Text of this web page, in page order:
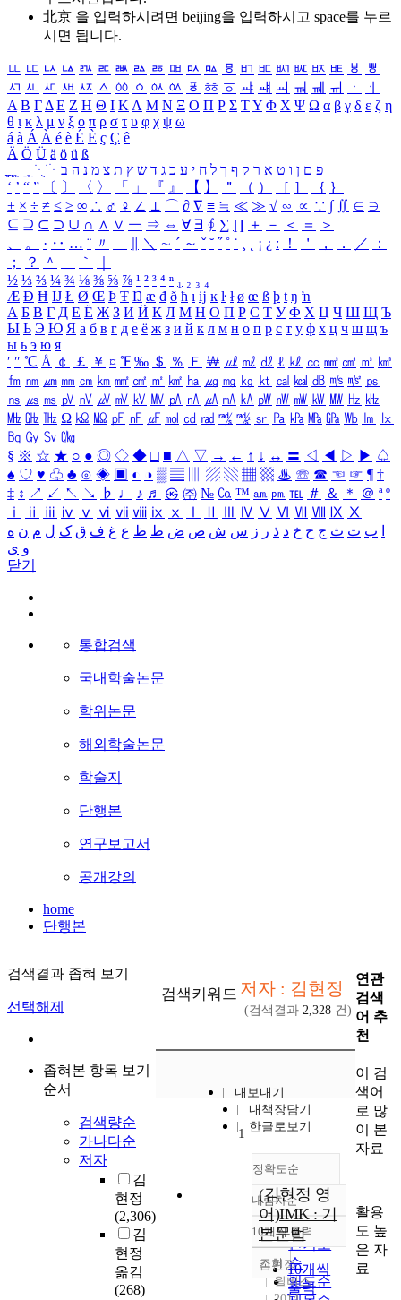
北京 을 입력하시려면 beijing을 입력하시고 space를 누르
시면 됩니다.
ㅥ ㅦ ㅧ ㅨ ㅩ ㅪ ㅫ ㅬ ㅭ ㅮ ㅯ ㅰ ㅱ ㅲ ㅳ ㅴ ㅵ ㅶ ㅷ ㅸ
ㅹ
ㅺ ㅻ ㅼ ㅽ ㅾ ㅿ ㆀ ㆁ ㆂ ㆃ ㆄ ㆅ ㆆ ㆇ ㆈ ㆉ ㆊ ㆋ ㆌ ㆍ
ㆎ
Α Β ΓΔ Ε Ζ Η Θ Ι ΚΛ Μ Ν Ξ Ο Π Ρ Σ ΤΥ Φ Χ Ψ Ω α β γ δ ε ζ η
θ ι κ λ μ ν ξ ο π ρ σ τ υ φ χ ψ ω
á à Á À é è É È ç Ç ê
Ä Ö Ü ä ö ü ß
ִֶֹ ֻּ ׁׂ פ ם ן ו ט א ר ק ף ך ל ח י ע כ ג ד ש ץ ת צ מ נ ה ב
‘ ’ “ ” 〔 〕 〈 〉 「 」 『 』 【 】 ＂ （ ） ［ ］ ｛ ｝
± × ÷ ≠ ≤ ≥ ∞ ∴ ♂ ♀ ∠ ⊥ ⌒ ∂ ∇ ≡ ≒ ≪ ≫ √ ∽ ∝ ∵ ∫ ∬ ∈ ∋
⊆ ⊇ ⊂ ⊃ ∪ ∩ ∧ ∨ ￢ ⇒ ⇔ ∀ ∃ ∮ ∑ ∏ ＋ － ＜ ＝
＞
、
。 · ‥ … ¨ 〃 ― ＼ ∼ ´ ～ ˇ ˘ ˝ ˚ ˙ ¸ ¡ ¿ ː ！ ＇ ， ． ／
：
；
？ ＾ ｀
½ ⅓ ⅔ ¼ ¾ ⅛ ⅜ ⅝ ⅞ ¹ ² ³ ⁴ ⁿ ₁ ₂ ₃ ₄
Æ Ð Ħ Ĳ Ł Ø Œ Þ Ŧ Ŋ æ đ ð ħ ı ĳ ĸ ŀ ł ø œ ß þ ŧ ŋ ŉ
А Б В Г Д Е Ё Ж З И Й К Л М Н О П Р С Т У Ф Х Ц Ч Ш Щ Ъ
Ы Ь Э Ю Я а б в г д е ё ж з и й к л м н о п р с т у ф х ц ч ш щ ъ
ы ь э ю я
′ ″ ℃ Å ￠ ￡ ￥ ¤ ℉ ‰ ＄ ％ Ｆ ￦ ㎕ ㎖ ㎗ ℓ ㎘ ㏄ ㎣ ㎤ ㎥ ㎦
㎙ ㎚ ㎛ ㎜ ㎝ ㎞ ㎟ ㎠ ㎡ ㎢ ㏊ ㎍ ㎎ ㎏ ㏏ ㎈ ㎉ ㏈ ㎧ ㎨ ㎰
㎱ ㎲ ㎳ ㎴ ㎵ ㎶ ㎷ ㎸ ㎹ ㎀ ㎁ ㎂ ㎃ ㎄ ㎺ ㎻ ㎽ ㎾ ㎿ ㎐ ㎑
㎒ ㎓ ㎔ Ω ㏀ ㏁ ㎊ ㎋ ㎌ ㏖ ㏅ ㎭ ㎮ ㎯ ㏛ ㎩ ㎪ ㎫ ㎬ ㏝ ㏐
㏓
㏃ ㏉ ㏜ ㏆
§ ※ ☆ ★ ○ ● ◎ ◇ ◆ □ ■ △ ▽ → ← ↑ ↓ ↔ 〓 ◁ ◀ ▷ ▶ ♤
♠ ♡ ♥ ♧ ♣ ⊙ ◈ ▣ ◐ ◑ ▒ ▤ ▨ ▧ ▦ ▩ ♨ ☏ ☎ ☜ ☞ ¶ †
‡ ↕ ↗ ↙ ↖ ↘ ♭ ♩ ♪ ♬ ㉿ ㈜ № ㏇ ™ ㏂ ㏘ ℡ ＃ ＆ ＊ ＠ ª º
ⅰ
ⅱ ⅲ ⅳ ⅴ ⅵ ⅶ ⅷ ⅸ ⅹ Ⅳ Ⅴ Ⅵ Ⅶ Ⅷ Ⅸ Ⅹ
ب ت ث ج ح خ د ذ ر ز س ش ص ض ط ظ ع غ ف ق ک ل م ن ه
و ی
닫기
통합검색
국내학술논문
학위논문
해외학술논문
학술지
단행본
연구보고서
공개강의
home
단행본
검색결과 좁혀 보기
선택해제
좁혀본 항목 보기
순서
검색량순
가나다순
저자
김
현정
(2,306)
김
현정
옮김
(268)
검색키워드 저자 : 김현정
(검색결과 2,328 건)
내보내기
내책장담기
한글로보기
정확도순
정확도
순
인기도
순
연도순
내림차순
내림차순
10개씩 출력
10개씩
출력
조회
1
(김현정 영
어)IMK : 기
본문법
김현정
윌비스
연관
검색
어 추
천
이 검
색어
로 많
이 본
자료
활용
도 높
은 자
료